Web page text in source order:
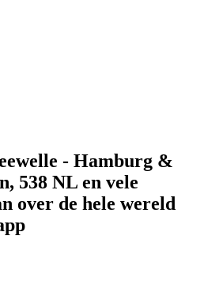
- Hamburg &
538 NL en vele
over de hele wereld